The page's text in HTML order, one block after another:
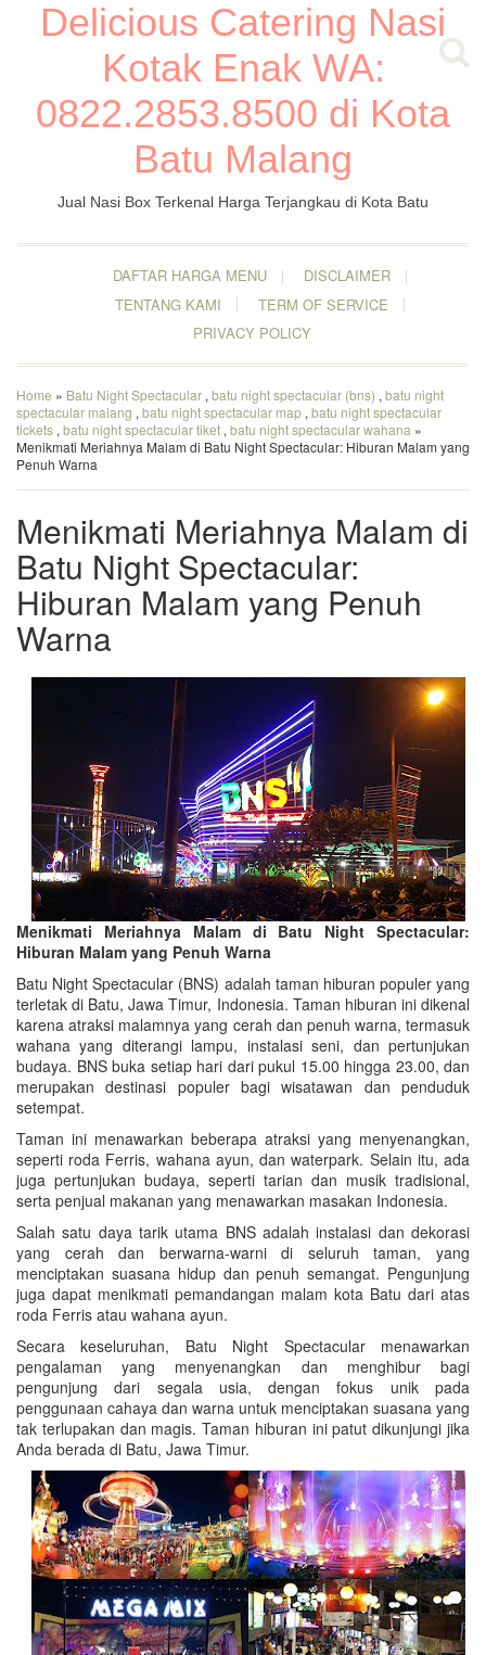
Delicious Catering Nasi
Kotak Enak WA:
0822.2853.8500 di Kota
Batu Malang
Jual Nasi Box Terkenal Harga Terjangkau di Kota Batu
DAFTAR HARGA MENU
DISCLAIMER
TENTANG KAMI
TERM OF SERVICE
PRIVACY POLICY
Home » Batu Night Spectacular , batu night spectacular (bns) , batu night
spectacular malang , batu night spectacular map , batu night spectacular
tickets , batu night spectacular tiket , batu night spectacular wahana »
Menikmati Meriahnya Malam di Batu Night Spectacular: Hiburan Malam yang
Penuh Warna
Menikmati Meriahnya Malam di
Batu Night Spectacular:
Hiburan Malam yang Penuh
Warna
Menikmati Meriahnya Malam di Batu Night Spectacular:
Hiburan Malam yang Penuh Warna
Batu Night Spectacular (BNS) adalah taman hiburan populer yang
terletak di Batu, Jawa Timur, Indonesia. Taman hiburan ini dikenal
karena atraksi malamnya yang cerah dan penuh warna, termasuk
wahana yang diterangi lampu, instalasi seni, dan pertunjukan
budaya. BNS buka setiap hari dari pukul 15.00 hingga 23.00, dan
merupakan destinasi populer bagi wisatawan dan penduduk
setempat.
Taman ini menawarkan beberapa atraksi yang menyenangkan,
seperti roda Ferris, wahana ayun, dan waterpark. Selain itu, ada
juga pertunjukan budaya, seperti tarian dan musik tradisional,
serta penjual makanan yang menawarkan masakan Indonesia.
Salah satu daya tarik utama BNS adalah instalasi dan dekorasi
yang cerah dan berwarna-warni di seluruh taman, yang
menciptakan suasana hidup dan penuh semangat. Pengunjung
juga dapat menikmati pemandangan malam kota Batu dari atas
roda Ferris atau wahana ayun.
Secara keseluruhan, Batu Night Spectacular menawarkan
pengalaman yang menyenangkan dan menghibur bagi
pengunjung dari segala usia, dengan fokus unik pada
penggunaan cahaya dan warna untuk menciptakan suasana yang
tak terlupakan dan magis. Taman hiburan ini patut dikunjungi jika
Anda berada di Batu, Jawa Timur.